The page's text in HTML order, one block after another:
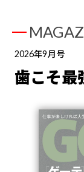
2026年9月号
歯こそ最